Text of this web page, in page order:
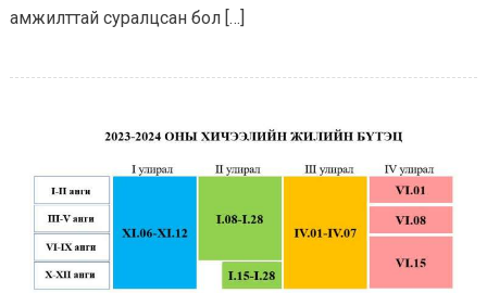
амжилттай суралцсан бол […]